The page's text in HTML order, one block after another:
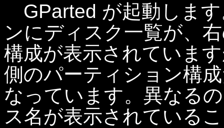
GParted が起動しま
ンにディスク一覧が、
構成が表示されていま
側のパーティション構
なっています。異なる
ス名が表示されている